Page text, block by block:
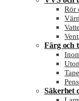
Rör
Färg och
Säkerhet